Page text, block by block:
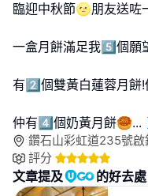
臨迎中秋節🌝朋友送咗
一盒月餅滿足我5️⃣個願
有2️⃣個雙黃白蓮蓉月餅!
仲有4️⃣個奶黃月餅🥮...
鑽石山彩虹道235號
評分
文章提及 的好去處